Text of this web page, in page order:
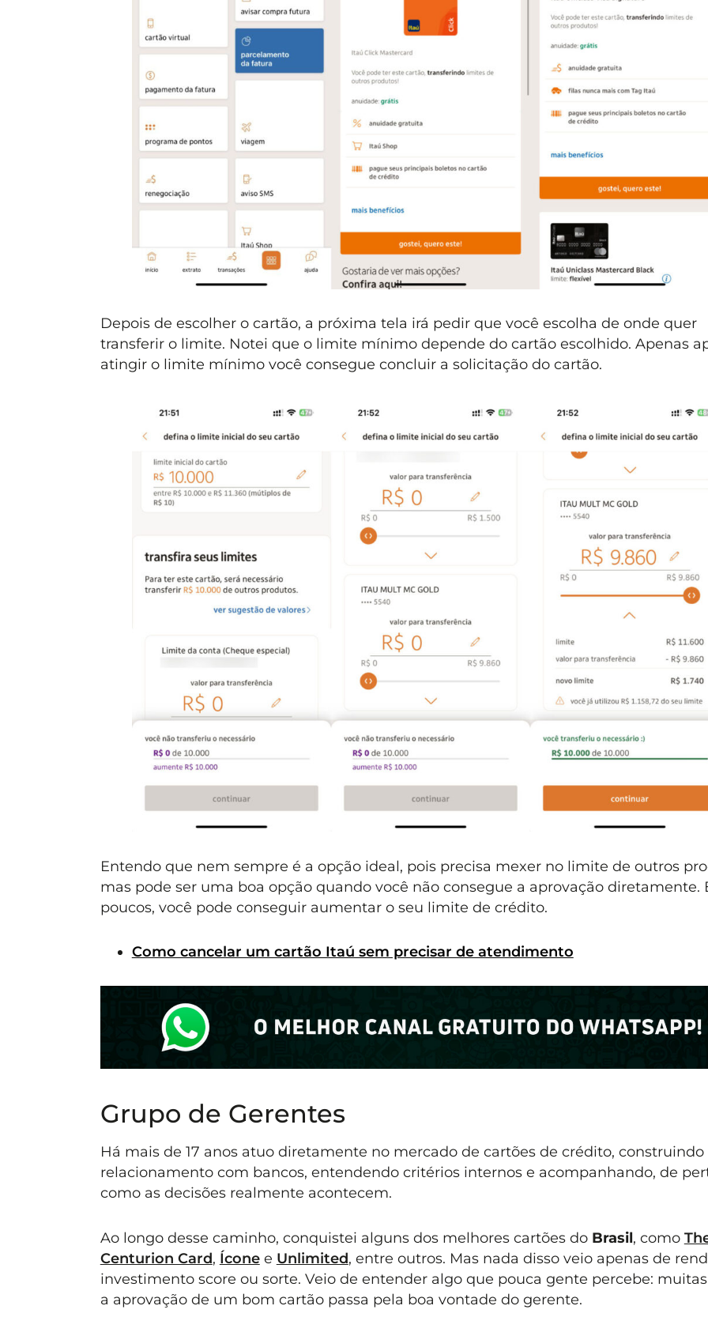
Depois de escolher o cartão, a próxima tela irá pedir que você escolha de onde quer
transferir o limite. Notei que o limite mínimo depende do cartão escolhido. Apenas
atingir o limite mínimo você consegue concluir a solicitação do cartão.
Entendo que nem sempre é a opção ideal, pois precisa mexer no limite de outros
mas pode ser uma boa opção quando você não consegue a aprovação diretamente.
poucos, você pode conseguir aumentar o seu limite de crédito.
Como cancelar um cartão Itaú sem precisar de atendimento
Grupo de Gerentes
Há mais de 17 anos atuo diretamente no mercado de cartões de crédito, construindo
relacionamento com bancos, entendendo critérios internos e acompanhando, de
como as decisões realmente acontecem.
Ao longo desse caminho, conquistei alguns dos melhores cartões do Brasil, como
Centurion Card, Íconee Unlimited, entre outros. Mas nada disso veio apenas de
investimento score ou sorte. Veio de entender algo que pouca gente percebe: muitas
a aprovação de um bom cartão passa pela boa vontade do gerente.